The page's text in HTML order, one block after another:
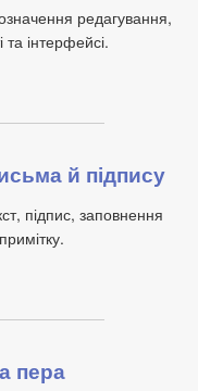
редагування,
та інтерфейсі.
й підпису
підпис, заповнення
пера